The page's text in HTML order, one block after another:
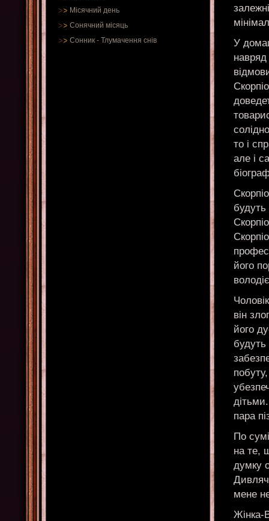
Місячний день
Сонячний місяць
Сонник - Тлумачення снів
У
то і
але і
його
він
його
будуть
пара
По
на те,
думку
мене
Жінка-